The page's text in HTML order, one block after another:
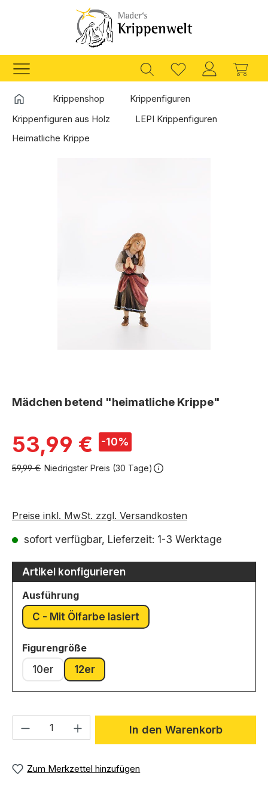
Zum Hauptinhalt springen
StartseiteKrippenshop
Krippenfiguren
Krippenfiguren aus Holz
LEPI Krippenfiguren
Heimatliche Krippe
Mädchen betend "heimatliche Krippe"
Verkaufspreis:
53,99 € -10%
59,99 € Niedrigster Preis (30 Tage)
Preise inkl. MwSt. zzgl. Versandkosten
sofort verfügbar, Lieferzeit: 1-3 Werktage
Artikel konfigurieren
Ausführungauswählen
C - Mit Ölfarbe lasiert
Figurengrößeauswählen
10er
12er
Produkt Anzahl: Gib denIn den Warenkorb
Zum Merkzettel hinzufügen